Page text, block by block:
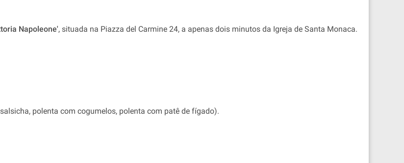
Napoleone', situada na Piazza del Carmine 24, a apenas dois minutos da Igreja de Santa Monaca.
polenta com cogumelos, polenta com patê de fígado).